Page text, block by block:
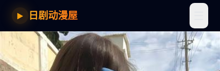
▶ 日剧动漫屋